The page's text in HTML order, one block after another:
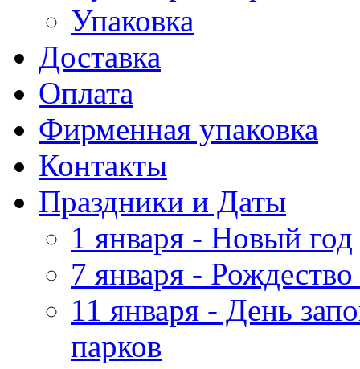
Упаковка
Доставка
Оплата
Фирменная упаковка
Контакты
Праздники и Даты
1 января - Новый год
7 января -
11 января - День
парков